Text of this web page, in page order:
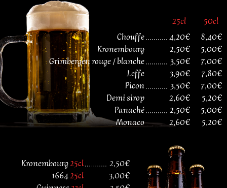
Chouffe
Kronembourg
Grimbergen rouge / blanche
Leffe
Picon
Demi sirop
Panaché
Monaco
...........
...........
...........
...........
25cl
4,20€
2,50€
3,50€
3,90€
3,50€
2,60€
2,50€
2,60€
50cl
8,40€
5,00€
7,00€
7,80€
7,00€
5,20€
5,00€
5,20€
Kronembourg25cl
166425cl
........... 2,50€
3,00€